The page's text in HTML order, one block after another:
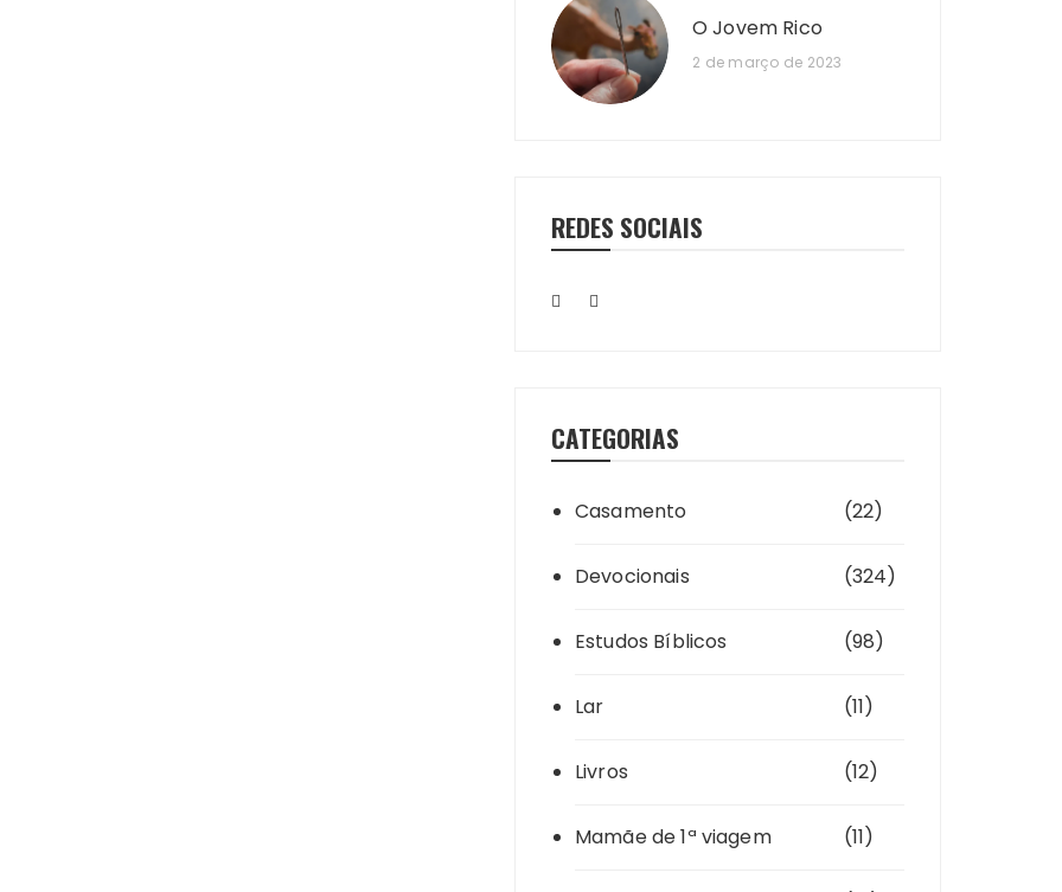
O Jovem Rico
2 de março de 2023
REDES SOCIAIS
CATEGORIAS
Casamento (22)
Devocionais (324)
Estudos Bíblicos (98)
Lar (11)
Livros (12)
Mamãe de 1ª viagem (11)